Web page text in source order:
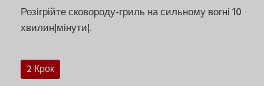
Розігрійте сковороду-гриль на сильному вогні 10
хвилин|мінути|.
2 Крок